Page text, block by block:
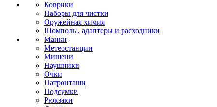
Коврики
Наборы для чистки
Оружейная химия
Шомполы, адаптеры и расходники
Манки
Метеостанции
Мишени
Наушники
Очки
Патронташи
Подсумки
Рюкзаки